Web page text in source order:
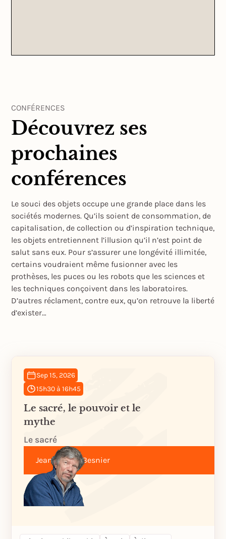
CONFÉRENCES
Découvrez ses
prochaines
conférences
Le souci des objets occupe une grande place dans les
sociétés modernes. Qu’ils soient de consommation, de
capitalisation, de collection ou d’inspiration technique,
les objets entretiennent l’illusion qu’il n’est point de
salut sans eux. Pour s’assurer une longévité illimitée,
certains voudraient même fusionner avec les
prothèses, les puces ou les robots que les sciences et
les techniques conçoivent dans les laboratoires.
D’autres réclament, contre eux, qu’on retrouve la liberté
d’exister…
Sep 15, 2026
15h30 à 16h45
Le sacré, le pouvoir et le
mythe
Le sacré
Jean-Michel Besnier